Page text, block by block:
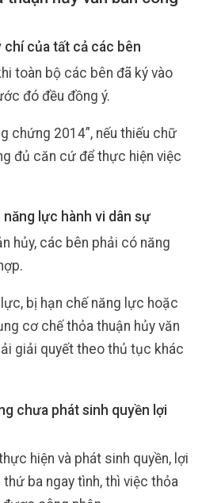
chí của tất cả các bên
toàn bộ các bên đã ký vào
đó đều đồng ý.
chứng 2014”, nếu thiếu chữ
đủ căn cứ để thực hiện việc
lực hành vi dân sự
hủy, các bên phải có năng
bị hạn chế năng lực hoặc
cơ chế thỏa thuận hủy văn
giải quyết theo thủ tục khác
chưa phát sinh quyền lợi
hiện và phát sinh quyền, lợi
ba ngay tình, thì việc thỏa